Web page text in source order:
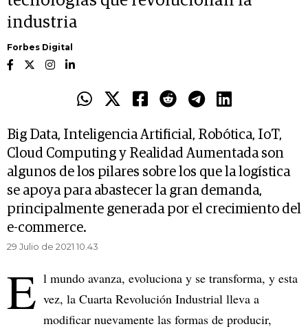
industria
Forbes Digital
Big Data, Inteligencia Artificial, Robótica, IoT,
Cloud Computing y Realidad Aumentada son
algunos de los pilares sobre los que la logística
se apoya para abastecer la gran demanda,
principalmente generada por el crecimiento del
e-commerce.
29 Julio de 2021 10.43
E l mundo avanza, evoluciona y se transforma, y esta
vez, la Cuarta Revolución Industrial lleva a
modificar nuevamente las formas de producir,